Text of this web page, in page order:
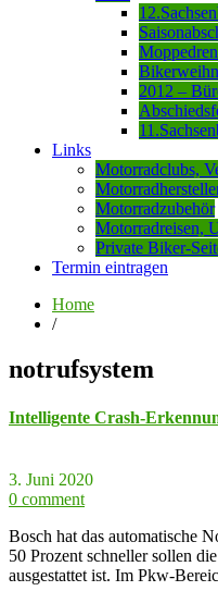
2012 –
Links
Motorradclubs,
Motorradzubehör
Motorradreisen,
Private Biker-
Termin eintragen
Home
/
notrufsystem
Intelligente Crash-
3. Juni 2020
0 comment
Bosch hat das automatische
50 Prozent schneller sollen
ausgestattet ist. Im Pkw-